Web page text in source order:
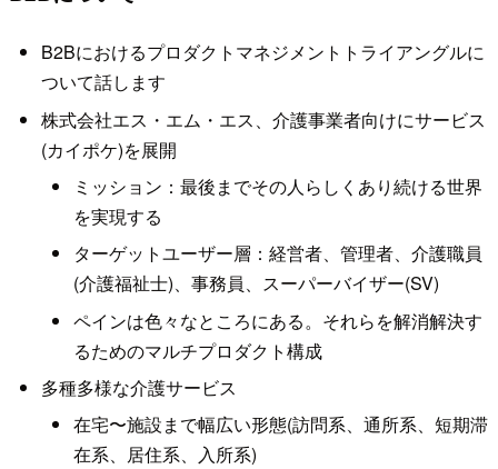
B2Bにおけるプロダクトマネジメントトライアングルに
ついて話します
株式会社エス・エム・エス、介護事業者向けにサービス
(カイポケ)を展開
ミッション：最後までその人らしくあり続ける世界
を実現する
ターゲットユーザー層：経営者、管理者、介護職員
(介護福祉士)、事務員、スーパーバイザー(SV)
ペインは色々なところにある。それらを解消解決す
るためのマルチプロダクト構成
多種多様な介護サービス
在宅〜施設まで幅広い形態(訪問系、通所系、短期滞
在系、居住系、入所系)